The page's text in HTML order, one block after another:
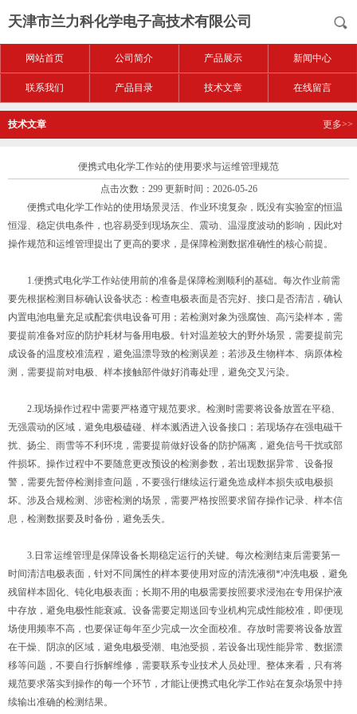
天津市兰力科化学电子高技术有限公司
网站首页 公司简介 产品展示 新闻中心
联系我们 产品目录 技术文章 在线留言
技术文章 更多>>
便携式电化学工作站的使用要求与运维管理规范
点击次数：299 更新时间：2026-05-26
便携式电化学工作站的使用场景灵活、作业环境复杂，既没有实验室的恒温
恒湿、稳定供电条件，也容易受到现场灰尘、震动、温湿度波动的影响，因此对
操作规范和运维管理提出了更高的要求，是保障检测数据准确性的核心前提。
1.便携式电化学工作站使用前的准备是保障检测顺利的基础。每次作业前需
要先根据检测目标确认设备状态：检查电极表面是否完好、接口是否清洁，确认
内置电池电量充足或配套供电设备可用；若检测对象为强腐蚀、高污染样本，需
要提前准备对应的防护耗材与备用电极。针对温差较大的野外场景，需要提前完
成设备的温度校准流程，避免温漂导致的检测误差；若涉及生物样本、病原体检
测，需要提前对电极、样本接触部件做好消毒处理，避免交叉污染。
2.现场操作过程中需要严格遵守规范要求。检测时需要将设备放置在平稳、
无强震动的区域，避免电极磕碰、样本溅洒进入设备接口；若现场存在强电磁干
扰、扬尘、雨雪等不利环境，需要提前做好设备的防护隔离，避免信号干扰或部
件损坏。操作过程中不要随意更改预设的检测参数，若出现数据异常、设备报
警，需要先暂停检测排查问题，不要强行继续运行避免造成样本损失或电极损
坏。涉及合规检测、涉密检测的场景，需要严格按照要求留存操作记录、样本信
息，检测数据要及时备份，避免丢失。
3.日常运维管理是保障设备长期稳定运行的关键。每次检测结束后需要第一
时间清洁电极表面，针对不同属性的样本要使用对应的清洗液彻*冲洗电极，避免
残留样本固化、钝化电极表面；长期不用的电极需要按照要求浸泡在专用保护液
中存放，避免电极性能衰减。设备需要定期送回专业机构完成性能校准，即便现
场使用频率不高，也要保证每年至少完成一次全面校准。存放时需要将设备放置
在干燥、阴凉的区域，避免电极受潮、电池受损，若设备出现性能异常、数据漂
移等问题，不要自行拆解维修，需要联系专业技术人员处理。整体来看，只有将
规范要求落实到操作的每一个环节，才能让便携式电化学工作站在复杂场景中持
续输出准确的检测结果。